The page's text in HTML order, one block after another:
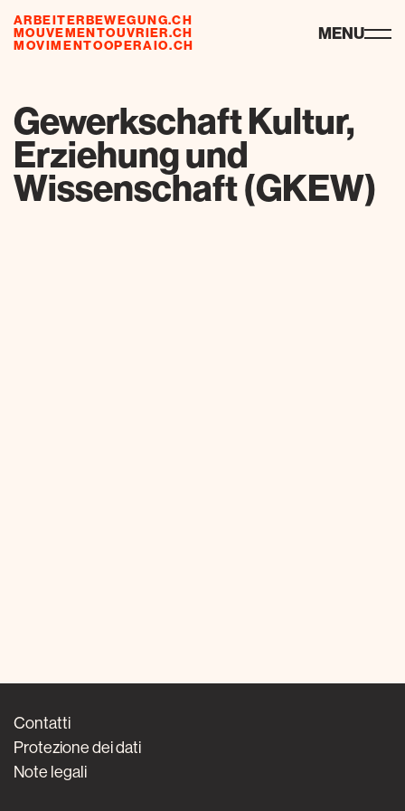
ARBEITERBEWEGUNG.CH
MOUVEMENTOUVRIER.CH
MOVIMENTOOPERAIO.CH
risorse MENU
Gewerkschaft Kultur,
Erziehung und
Wissenschaft (GKEW)
Contatti
Protezione dei dati
Note legali